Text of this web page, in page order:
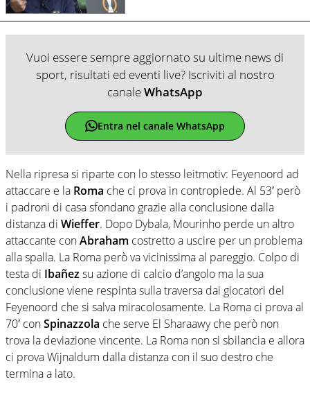
Vuoi essere sempre aggiornato su ultime news di
sport, risultati ed eventi live? Iscriviti al nostro
canaleWhatsApp
Entra nel canale WhatsApp
Nella ripresa si riparte con lo stesso leitmotiv: Feyenoord ad
attaccare e la Roma che ci prova in contropiede. Al 53′ però
i padroni di casa sfondano grazie alla conclusione dalla
distanza di Wieffer. Dopo Dybala, Mourinho perde un altro
attaccante conAbraham costretto a uscire per un problema
alla spalla. La Roma però va vicinissima al pareggio. Colpo di
testa di Ibañezsu azione di calcio d’angolo ma la sua
conclusione viene respinta sulla traversa dai giocatori del
Feyenoord che si salva miracolosamente. La Roma ci prova al
70′ conSpinazzola che serve El Sharaawy che però non
trova la deviazione vincente. La Roma non si sbilancia e allora
ci prova Wijnaldum dalla distanza con il suo destro che
termina a lato.